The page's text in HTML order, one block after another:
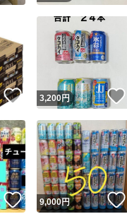
スピード発送
安心発送
いいね！
3,200円
いいね！
9,000円